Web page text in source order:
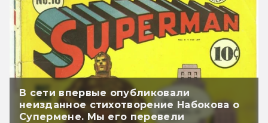
В сети впервые опубликовали
неизданное стихотворение Набокова о
Супермене. Мы его перевели